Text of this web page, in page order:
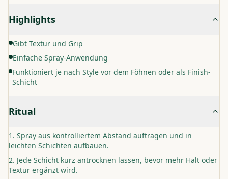
Highlights
Gibt Textur und Grip
Einfache Spray-Anwendung
Funktioniert je nach Style vor dem Föhnen oder als Finish-
Schicht
Ritual
Spray aus kontrolliertem Abstand auftragen und in
leichten Schichten aufbauen.
Jede Schicht kurz antrocknen lassen, bevor mehr Halt oder
Textur ergänzt wird.